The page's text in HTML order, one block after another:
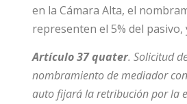
en la Cámara Alta, el
representen el 5% del
Artículo 37 quater. Solicitud
nombramiento de mediador
auto fijará la retribución por la